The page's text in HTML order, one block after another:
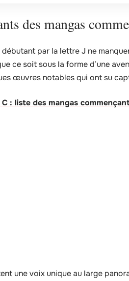
des mangas
par la lettre J ne
ce soit sous la forme d’une
œuvres notables qui ont su
: liste des mangas
une voix unique au large